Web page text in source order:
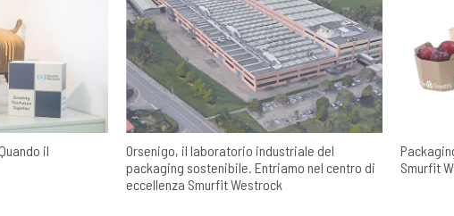
il
Orsenigo, il laboratorio industriale del
packaging sostenibile. Entriamo nel centro di
eccellenza Smurfit Westrock
Smurfit